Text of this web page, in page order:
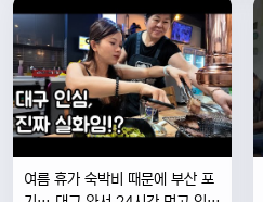
여름 휴가 숙박비 때문에 부산 포